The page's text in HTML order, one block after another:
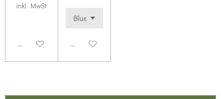
inkl. MwSt
Deaktiviert Deaktiviert